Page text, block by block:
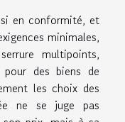
en conformité, et
minimales,
multipoints,
des biens de
les choix des
ne se juge pas